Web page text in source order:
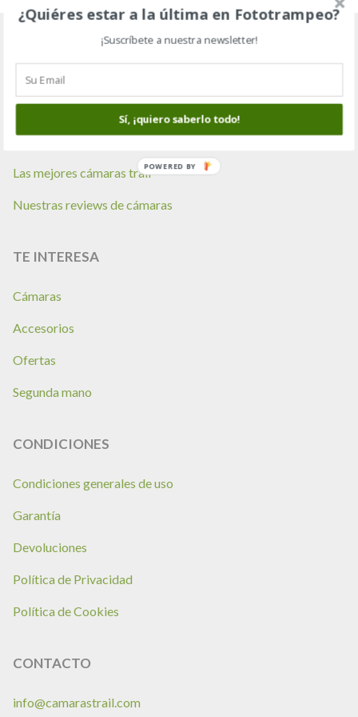
GUÍAS
Te ayudamos a elegir
Consejos de compra
Las mejores cámaras trail
Nuestras reviews de cámaras
TE INTERESA
Cámaras
Accesorios
Ofertas
Segunda mano
CONDICIONES
Condiciones generales de uso
Garantía
Devoluciones
Política de Privacidad
Política de Cookies
CONTACTO
info@camarastrail.com
¿Quiéres estar a la última en Fototrampeo?
¡Suscríbete a nuestra newsletter!
Sí, ¡quiero saberlo todo!
POWERED BY